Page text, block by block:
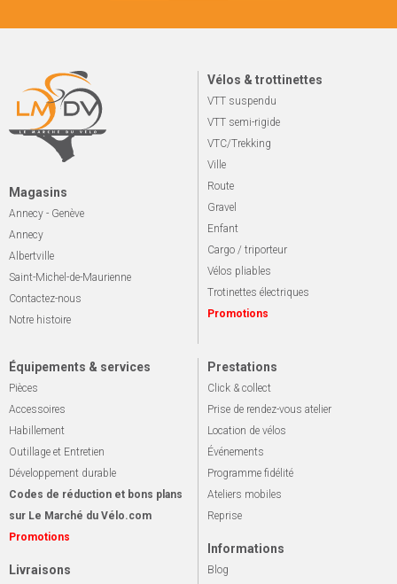
Magasins
Annecy - Genève
Annecy
Albertville
Saint-Michel-de-Maurienne
Contactez-nous
Notre histoire
Vélos & trottinettes
VTT suspendu
VTT semi-rigide
VTC/Trekking
Ville
Route
Gravel
Enfant
Cargo / triporteur
Vélos pliables
Trotinettes électriques
Promotions
Équipements & services
Pièces
Accessoires
Habillement
Outillage et Entretien
Développement durable
Codes de réduction et bons plans
sur Le Marché du Vélo.com
Promotions
Livraisons
Prestations
Click & collect
Prise de rendez-vous atelier
Location de vélos
Événements
Programme fidélité
Ateliers mobiles
Reprise
Informations
Blog